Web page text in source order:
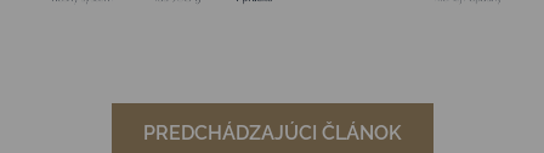
PREDCHÁDZAJÚCI ČLÁNOK